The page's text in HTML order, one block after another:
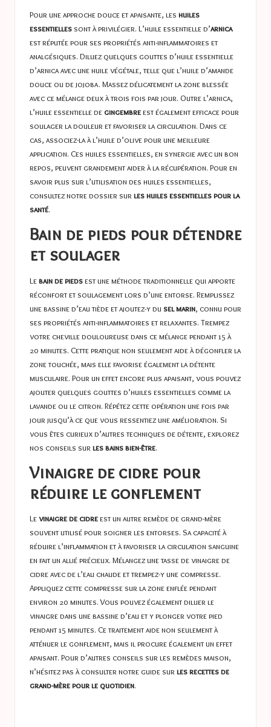
Pour une approche douce et apaisante, les huiles
essentielles sont à privilégier. L’huile essentielle d’arnica
est réputée pour ses propriétés anti-inflammatoires et
analgésiques. Diluez quelques gouttes d’huile essentielle
d’arnica avec une huile végétale, telle que l’huile d’amande
douce ou de jojoba. Massez délicatement la zone blessée
avec ce mélange deux à trois fois par jour. Outre l’arnica,
l’huile essentielle de gingembreest également efficace pour
soulager la douleur et favoriser la circulation. Dans ce
cas, associez-la à l’huile d’olive pour une meilleure
application. Ces huiles essentielles, en synergie avec un bon
repos, peuvent grandement aider à la récupération. Pour en
savoir plus sur l’utilisation des huiles essentielles,
consultez notre dossier surles huiles essentielles pour la
santé.
Bain de pieds pour détendre
et soulager
Lebain de piedsest une méthode traditionnelle qui apporte
réconfort et soulagement lors d’une entorse. Remplissez
une bassine d’eau tiède et ajoutez-y du sel marin, connu pour
ses propriétés anti-inflammatoires et relaxantes. Trempez
votre cheville douloureuse dans ce mélange pendant 15 à
20 minutes. Cette pratique non seulement aide à dégonfler la
zone touchée, mais elle favorise également la détente
musculaire. Pour un effet encore plus apaisant, vous pouvez
ajouter quelques gouttes d’huiles essentielles comme la
lavande ou le citron. Répétez cette opération une fois par
jour jusqu’à ce que vous ressentiez une amélioration. Si
vous êtes curieux d’autres techniques de détente, explorez
nos conseils sur les bains bien-être.
Vinaigre de cidre pour
réduire le gonflement
Levinaigre de cidreest un autre remède de grand-mère
souvent utilisé pour soigner les entorses. Sa capacité à
réduire l’inflammation et à favoriser la circulation sanguine
en fait un allié précieux. Mélangez une tasse de vinaigre de
cidre avec de l’eau chaude et trempez-y une compresse.
Appliquez cette compresse sur la zone enflée pendant
environ 20 minutes. Vous pouvez également diluer le
vinaigre dans une bassine d’eau et y plonger votre pied
pendant 15 minutes. Ce traitement aide non seulement à
atténuer le gonflement, mais il procure également un effet
apaisant. Pour d’autres conseils sur les remèdes maison,
n’hésitez pas à consulter notre guide sur les recettes de
grand-mère pour le quotidien.